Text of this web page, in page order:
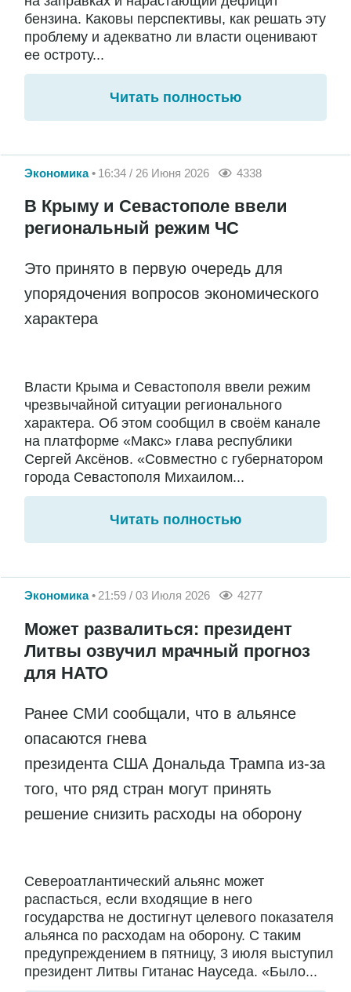
бензина. Каковы перспективы, как решать эту
проблему и адекватно ли власти оценивают
ее остроту...
Читать полностью
Экономика 16:34 / 26 Июня 2026 4338
В Крыму и Севастополе ввели
региональный режим ЧС
Это принято в первую очередь для
упорядочения вопросов экономического
характера
Власти Крыма и Севастополя ввели режим
чрезвычайной ситуации регионального
характера. Об этом сообщил в своём канале
на платформе «Макс» глава республики
Сергей Аксёнов. «Совместно с губернатором
города Севастополя Михаилом...
Читать полностью
Экономика 21:59 / 03 Июля 2026 4277
Может развалиться: президент
Литвы озвучил мрачный прогноз
для НАТО
Ранее СМИ сообщали, что в альянсе
опасаются гнева
президента США Дональда Трампа из-за
того, что ряд стран могут принять
решение снизить расходы на оборону
Североатлантический альянс может
распасться, если входящие в него
государства не достигнут целевого показателя
альянса по расходам на оборону. С таким
предупреждением в пятницу, 3 июля выступил
президент Литвы Гитанас Науседа. «Было...